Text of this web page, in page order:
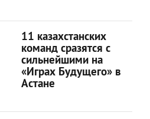
11 казахстанских
команд сразятся с
сильнейшими на
«Играх Будущего» в
Астане